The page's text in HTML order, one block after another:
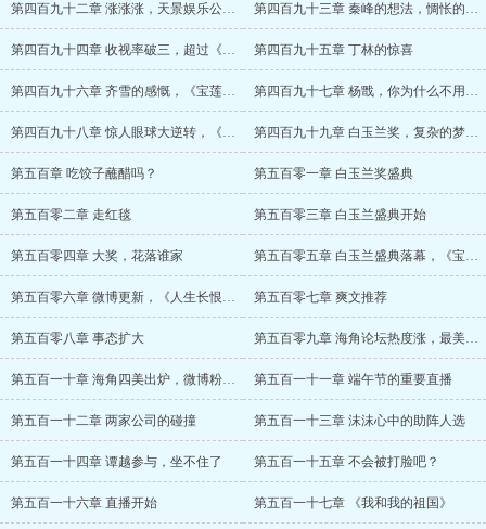
第四百九十二章 涨涨涨，天景娱乐公司的应 第四百九十三章 秦峰的想法，惆怅的庆功宴
第四百九十四章 收视率破三，超过《宫祠》 第四百九十五章 丁林的惊喜
第四百九十六章 齐雪的感慨，《宝莲灯》大 第四百九十七章 杨戬，你为什么不用宝莲灯
第四百九十八章 惊人眼球大逆转，《宝莲灯 第四百九十九章 白玉兰奖，复杂的梦，陈子
第五百章 吃饺子蘸醋吗？ 第五百零一章 白玉兰奖盛典
第五百零二章 走红毯 第五百零三章 白玉兰盛典开始
第五百零四章 大奖，花落谁家 第五百零五章 白玉兰盛典落幕，《宝莲灯》
第五百零六章 微博更新，《人生长恨水长东 第五百零七章 爽文推荐
第五百零八章 事态扩大 第五百零九章 海角论坛热度涨，最美古装再
第五百一十章 海角四美出炉，微博粉丝破五 第五百一十一章 端午节的重要直播
第五百一十二章 两家公司的碰撞 第五百一十三章 沫沫心中的助阵人选
第五百一十四章 谭越参与，坐不住了 第五百一十五章 不会被打脸吧？
第五百一十六章 直播开始 第五百一十七章 《我和我的祖国》